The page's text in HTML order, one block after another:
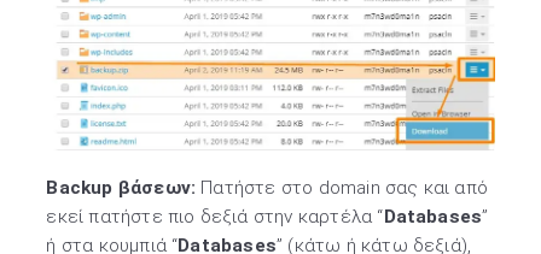
Backup βάσεων: Πατήστε στο domain σας και από
εκεί πατήστε πιο δεξιά στην καρτέλα “Databases”
ή στα κουμπιά “Databases” (κάτω ή κάτω δεξιά),